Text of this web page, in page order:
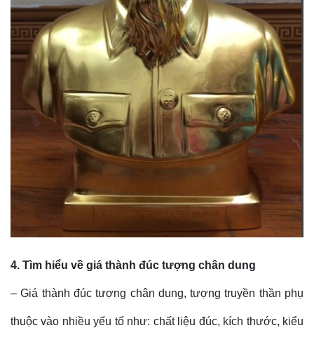
4. Tìm hiểu về giá thành đúc tượng chân dung
– Giá thành đúc tượng chân dung, tượng truyền thần phụ
thuộc vào nhiều yếu tố như: chất liệu đúc, kích thước, kiểu